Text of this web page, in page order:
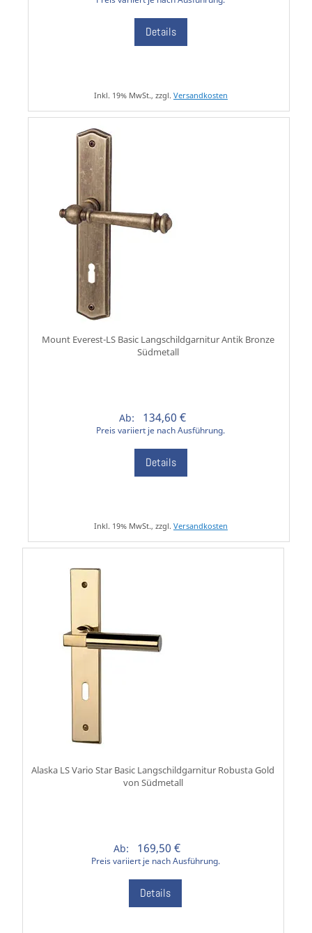
Details
Inkl. 19% MwSt., zzgl. Versandkosten
Mount Everest-LS Basic Langschildgarnitur Antik Bronze
Südmetall
Ab: 134,60 €
Preis variiert je nach Ausführung.
Details
Inkl. 19% MwSt., zzgl. Versandkosten
Alaska LS Vario Star Basic Langschildgarnitur Robusta Gold
von Südmetall
Ab: 169,50 €
Preis variiert je nach Ausführung.
Details